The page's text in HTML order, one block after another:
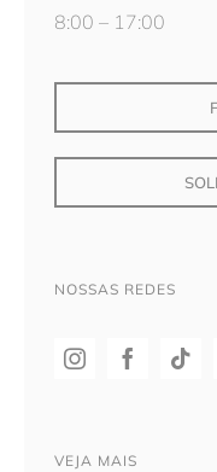
8:00 – 17:00
NOSSAS REDES
VEJA MAIS